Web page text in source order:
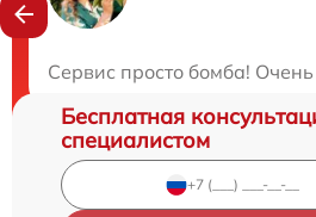
Сервис просто бомба!
Бесплатная
специалистом